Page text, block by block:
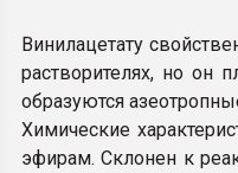
Винилацетату
растворителях, но он
образуются
Химические
эфирам. Склонен к